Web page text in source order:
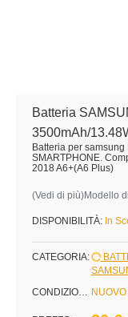
Batteria
3500mAh/
Batteria per
SMARTPHONE.
2018 A6+(A6 Plus)
(Vedi di più)Modello
DISPONIBILITÀ: In
CATEGORIA:
CONDIZIONE: NUOVO